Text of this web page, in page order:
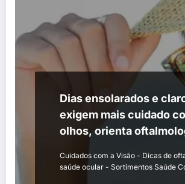
Dias ensolarados e
exigem mais cuidado
olhos, orienta
Cuidados com a Visão - Dicas de
saúde ocular - Sortimentos Saúde